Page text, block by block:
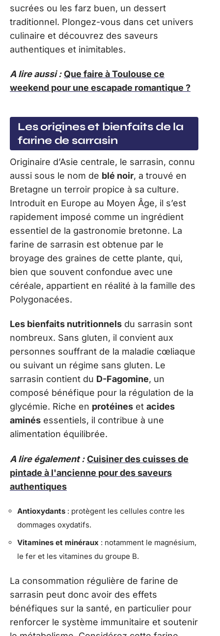
sucrées ou les farz buen, un dessert
traditionnel. Plongez-vous dans cet univers
culinaire et découvrez des saveurs
authentiques et inimitables.
A lire aussi : Que faire à Toulouse ce
weekend pour une escapade romantique ?
Les origines et bienfaits de la
farine de sarrasin
Originaire d’Asie centrale, le sarrasin, connu
aussi sous le nom de blé noir, a trouvé en
Bretagne un terroir propice à sa culture.
Introduit en Europe au Moyen Âge, il s’est
rapidement imposé comme un ingrédient
essentiel de la gastronomie bretonne. La
farine de sarrasin est obtenue par le
broyage des graines de cette plante, qui,
bien que souvent confondue avec une
céréale, appartient en réalité à la famille des
Polygonacées.
Les bienfaits nutritionnels du sarrasin sont
nombreux. Sans gluten, il convient aux
personnes souffrant de la maladie cœliaque
ou suivant un régime sans gluten. Le
sarrasin contient du D-Fagomine, un
composé bénéfique pour la régulation de la
glycémie. Riche en protéines et acides
aminés essentiels, il contribue à une
alimentation équilibrée.
A lire également : Cuisiner des cuisses de
pintade à l'ancienne pour des saveurs
authentiques
Antioxydants : protègent les cellules contre les
dommages oxydatifs.
Vitamines et minéraux : notamment le magnésium,
le fer et les vitamines du groupe B.
La consommation régulière de farine de
sarrasin peut donc avoir des effets
bénéfiques sur la santé, en particulier pour
renforcer le système immunitaire et soutenir